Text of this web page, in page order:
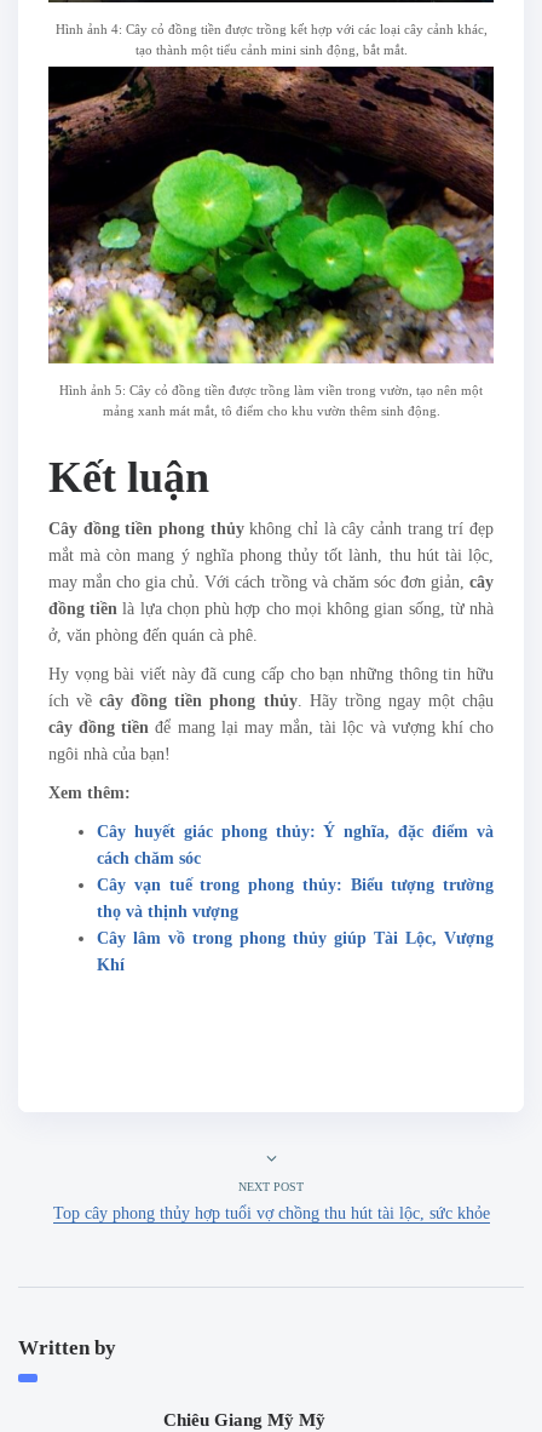
Hình ảnh 4: Cây cỏ đồng tiền được trồng kết hợp với các loại cây cảnh khác,
tạo thành một tiểu cảnh mini sinh động, bắt mắt.
Hình ảnh 5: Cây cỏ đồng tiền được trồng làm viền trong vườn, tạo nên một
mảng xanh mát mắt, tô điểm cho khu vườn thêm sinh động.
Kết luận
Cây đồng tiền phong thủykhông chỉ là cây cảnh trang trí đẹp
mắt mà còn mang ý nghĩa phong thủy tốt lành, thu hút tài lộc,
may mắn cho gia chủ. Với cách trồng và chăm sóc đơn giản, cây
đồng tiền là lựa chọn phù hợp cho mọi không gian sống, từ nhà
ở, văn phòng đến quán cà phê.
Hy vọng bài viết này đã cung cấp cho bạn những thông tin hữu
ích vềcây đồng tiền phong thủy. Hãy trồng ngay một chậu
cây đồng tiền để mang lại may mắn, tài lộc và vượng khí cho
ngôi nhà của bạn!
Xem thêm:
Cây huyết giác phong thủy​: Ý nghĩa, đặc điểm và
cách chăm sóc
Cây vạn tuế trong phong thủy: Biểu tượng trường
thọ và thịnh vượng
Cây lâm vồ trong phong thủy​ giúp Tài Lộc, Vượng
Khí
NEXT POST
Top cây phong thủy hợp tuổi vợ chồng​ thu hút tài lộc, sức khỏe
Written by
Chiêu Giang Mỹ Mỹ